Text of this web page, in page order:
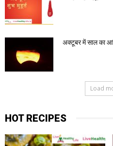
अक्टूबर में साल का
Load
HOT RECIPES